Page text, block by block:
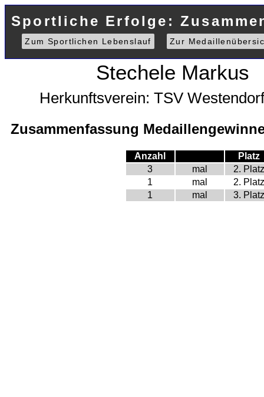
Sportliche Erfolge:
Zum Sportlichen Lebenslauf Zur
Stechele Markus
Herkunftsverein: TSV
Zusammenfassung
Anzahl
Platz
3
mal
2.
1
mal
2.
1
mal 3.